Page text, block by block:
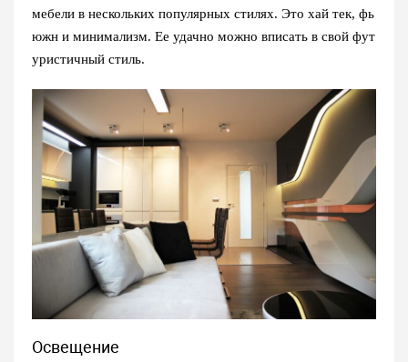
мебели в нескольких популярных стилях. Это хай тек, фь
южн и минимализм. Ее удачно можно вписать в свой фут
уристичный стиль.
Освещение